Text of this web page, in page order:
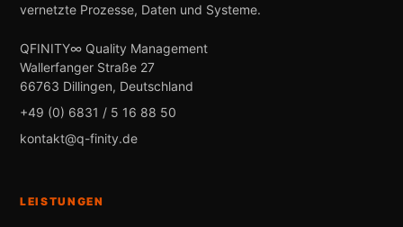
vernetzte Prozesse, Daten und Systeme.
QFINITY∞ Quality Management
Wallerfanger Straße 27
66763 Dillingen, Deutschland
+49 (0) 6831 / 5 16 88 50
kontakt@q-finity.de
LEISTUNGEN